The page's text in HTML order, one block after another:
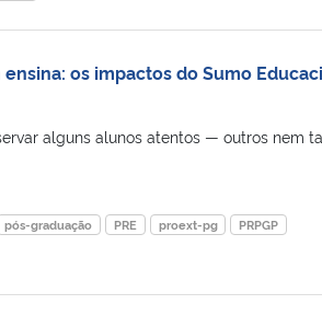
os impactos do Sumo
alguns alunos atentos — outros nem
pós-graduação PRE proext-pg
PRPGP